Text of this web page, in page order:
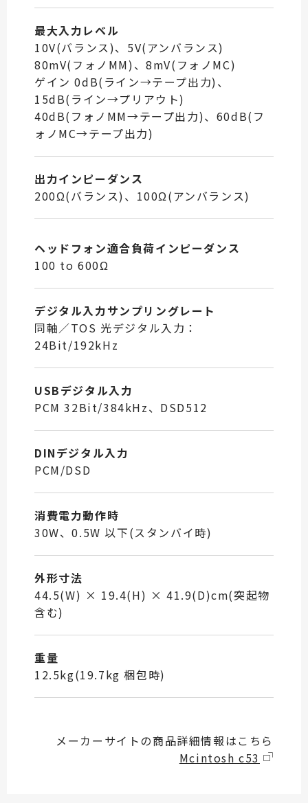
最大入力レベル
10V(バランス)、5V(アンバランス)
80mV(フォノMM)、8mV(フォノMC)
ゲイン 0dB(ライン→テープ出力)、
15dB(ライン→プリアウト)
40dB(フォノMM→テープ出力)、60dB(フ
ォノMC→テープ出力)
出力インピーダンス
200Ω(バランス)、100Ω(アンバランス)
ヘッドフォン適合負荷インピーダンス
100 to 600Ω
デジタル入力サンプリングレート
同軸／TOS 光デジタル入力：
24Bit/192kHz
USBデジタル入力
PCM 32Bit/384kHz、DSD512
DINデジタル入力
PCM/DSD
消費電力動作時
30W、0.5W 以下(スタンバイ時)
外形寸法
44.5(W) × 19.4(H) × 41.9(D)cm(突起物
含む)
重量
12.5kg(19.7kg 梱包時)
メーカーサイトの商品詳細情報はこちら
Mcintosh c53